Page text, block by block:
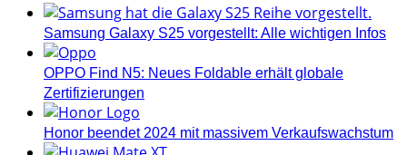
Samsung Galaxy S25 vorgestellt: Alle wichtigen Infos
OPPO Find N5: Neues Foldable erhält globale
Zertifizierungen
Honor beendet 2024 mit massivem Verkaufswachstum